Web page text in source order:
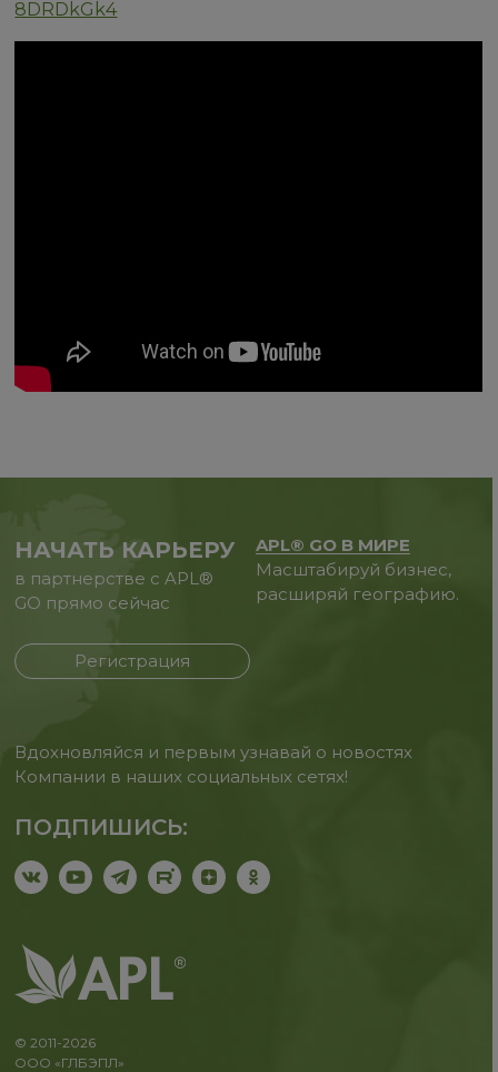
8DRDkGk4
НАЧАТЬ КАРЬЕРУ
в партнерстве с APL®
GO прямо сейчас
Регистрация
APL® GO В МИРЕ
Масштабируй бизнес,
расширяй географию.
Вдохновляйся и первым узнавай о новостях
Компании в наших социальных сетях!
ПОДПИШИСЬ:
© 2011-2026
ООО «ГЛБЭПЛ»